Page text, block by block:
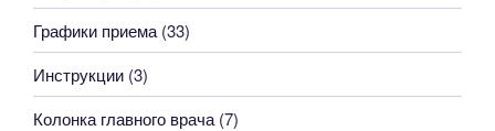
Графики приема (33)
Инструкции (3)
Колонка главного врача (7)